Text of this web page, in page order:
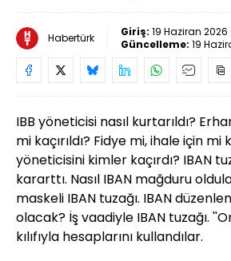
Habertürk Giriş: 19 Haziran
Güncelleme: 19
IBB yöneticisi nasıl kurtarıldı?
mi kaçırıldı? Fidye mi, ihale için mi
yöneticisini kimler kaçırdı? IBAN
kararttı. Nasıl IBAN mağduru
maskeli IBAN tuzağı. IBAN
olacak? İş vaadiyle IBAN tuzağı.
kılıfıyla hesaplarını kullandılar.